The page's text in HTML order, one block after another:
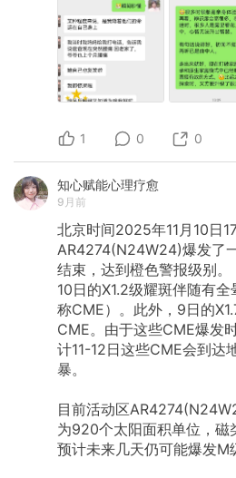
1 0 0
知心赋能心理疗愈
9月前
北京时间2025年11月10日
AR4274(N24W24)爆发了
结束，达到橙色警报级别。
10日的X1.2级耀斑伴随有
称CME）。此外，9日的
CME。由于这些CME爆发
计11-12日这些CME会到达
暴。
目前活动区
为920个太阳面积单位，磁
预计未来几天仍可能爆发M